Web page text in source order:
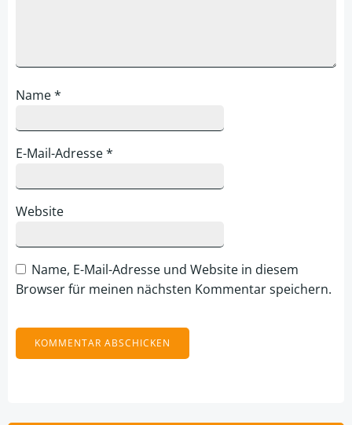
Name*
E-Mail-Adresse*
Website
Name, E-Mail-Adresse und Website in diesem
Browser für meinen nächsten Kommentar speichern.